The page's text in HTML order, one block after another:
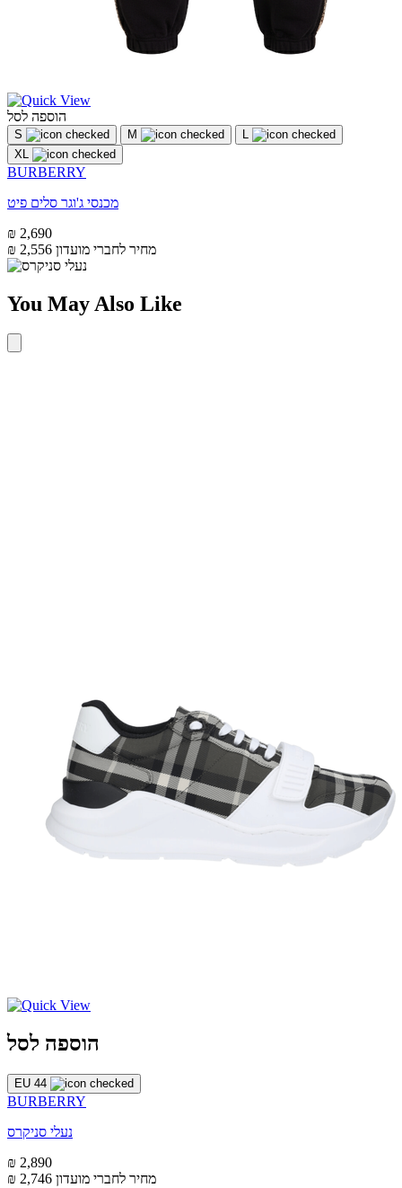
הוספה לסל
S M
L
XL
BURBERRY
מכנסי ג'וגר סלים פיט
₪ 2,690
₪ 2,556 מחיר לחברי מועדון
You May Also Like
הוספה לסל
EU 44
BURBERRY
נעלי סניקרס
₪ 2,890
₪ 2,746 מחיר לחברי מועדון